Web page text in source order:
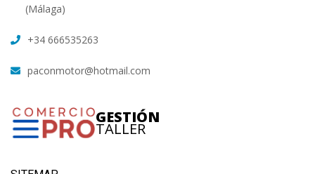
(Málaga)
+34 666535263
paconmotor@hotmail.com
GESTIÓN
TALLER